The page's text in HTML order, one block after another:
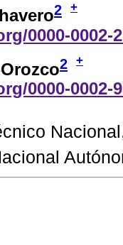
2 +
0000-0002-
2 +
0000-0002-